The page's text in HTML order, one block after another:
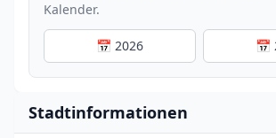
Kalender.
📅 2026 📅
Stadtinformationen